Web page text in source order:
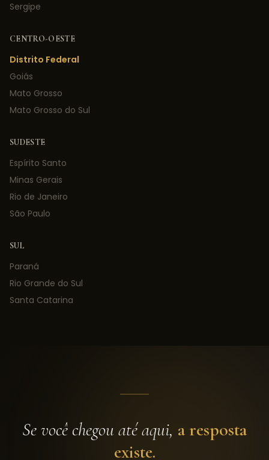
Sergipe
CENTRO-OESTE
Distrito Federal
Goiás
Mato Grosso
Mato Grosso do Sul
SUDESTE
Espírito Santo
Minas Gerais
Rio de Janeiro
São Paulo
SUL
Paraná
Rio Grande do Sul
Santa Catarina
Se você chegou até aqui, a resposta
existe.